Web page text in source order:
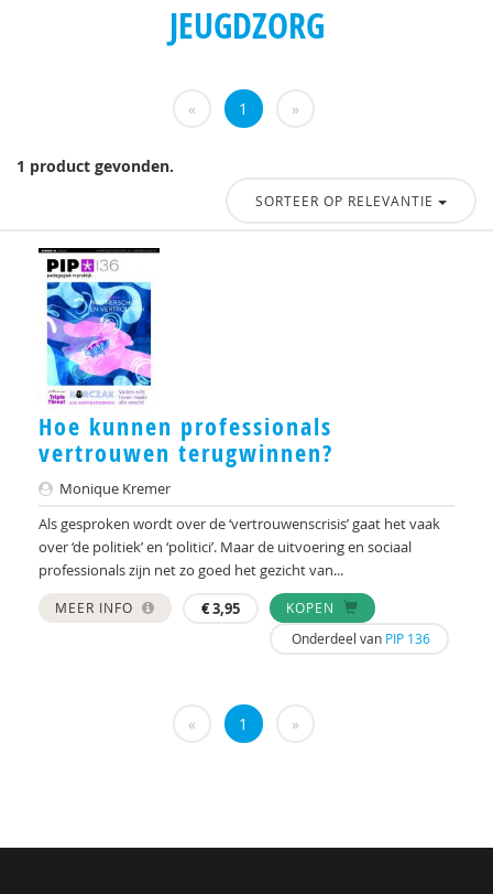
JEUGDZORG
« 1 »
1 product gevonden.
SORTEER OP RELEVANTIE
Hoe kunnen professionals
vertrouwen terugwinnen?
Monique Kremer
Als gesproken wordt over de ‘vertrouwenscrisis’ gaat het vaak
over ‘de politiek’ en ‘politici’. Maar de uitvoering en sociaal
professionals zijn net zo goed het gezicht van...
MEER INFO €3,95
KOPEN
Onderdeel van PIP 136
« 1 »